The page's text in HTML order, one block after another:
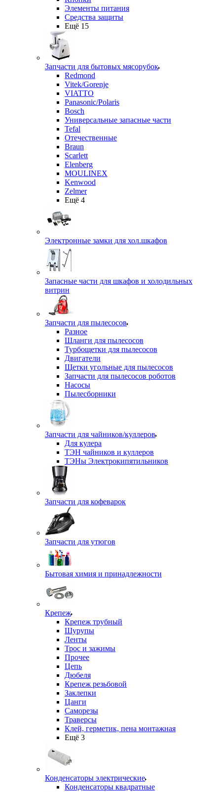
Элементы питания
Средства защиты
Ещё 15
Запчасти для бытовых мясорубок
Redmond
Vitek/Gorenje
VIATTO
Panasonic/Polaris
Bosch
Универсальные запасные части
Tefal
Отечественные
Braun
Scarlett
Elenberg
MOULINEX
Kenwood
Zelmer
Ещё 4
Электронные замки для хол.шкафов
Запасные части для шкафов и холодильных
витрин
Запчасти для пылесосов
Разное
Шланги для пылесосов
Турбощетки для пылесосов
Двигатели
Щетки угольные для пылесосов
Запчасти для пылесосов роботов
Насосы
Пылесборники
Запчасти для чайников/куллеров
Для кулера
ТЭН чайников и куллеров
ТЭНы Электрокипятильников
Запчасти для кофеварок
Запчасти для утюгов
Бытовая химия и принадлежности
Крепеж
Крепеж трубный
Шурупы
Ленты
Трос и зажимы
Прочее
Цепь
Дюбеля
Крепеж резьбовой
Заклепки
Цанги
Саморезы
Траверсы
Клей, герметик, пена монтажная
Ещё 3
Конденсаторы электрические
Конденсаторы квадратные